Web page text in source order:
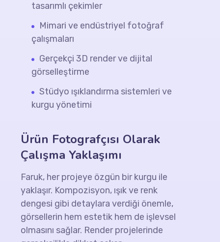
tasarımlı çekimler
Mimari ve endüstriyel fotoğraf
çalışmaları
Gerçekçi 3D render ve dijital
görselleştirme
Stüdyo ışıklandırma sistemleri ve
kurgu yönetimi
Ürün Fotografçısı Olarak
Çalışma Yaklaşımı
Faruk, her projeye özgün bir kurgu ile
yaklaşır. Kompozisyon, ışık ve renk
dengesi gibi detaylara verdiği önemle,
görsellerin hem estetik hem de işlevsel
olmasını sağlar. Render projelerinde